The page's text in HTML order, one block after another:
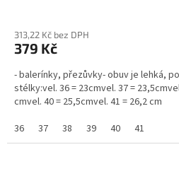
313,22 Kč bez DPH
379 Kč
- balerínky, přezůvky- obuv je lehká,
stélky:vel. 36 = 23cmvel. 37 =
cmvel. 40 = 25,5cmvel. 41 = 26,2 cm
36
37 38 39 40 41